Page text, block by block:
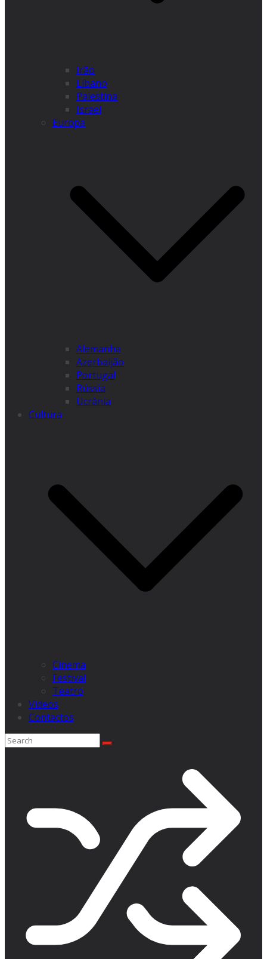
Irão
Líbano
Palestina
Israel
Europa
Alemanha
Azerbaijão
Portugal
Rússia
Ucrânia
Cultura
Cinema
Festival
Teatro
Videos
Contactos